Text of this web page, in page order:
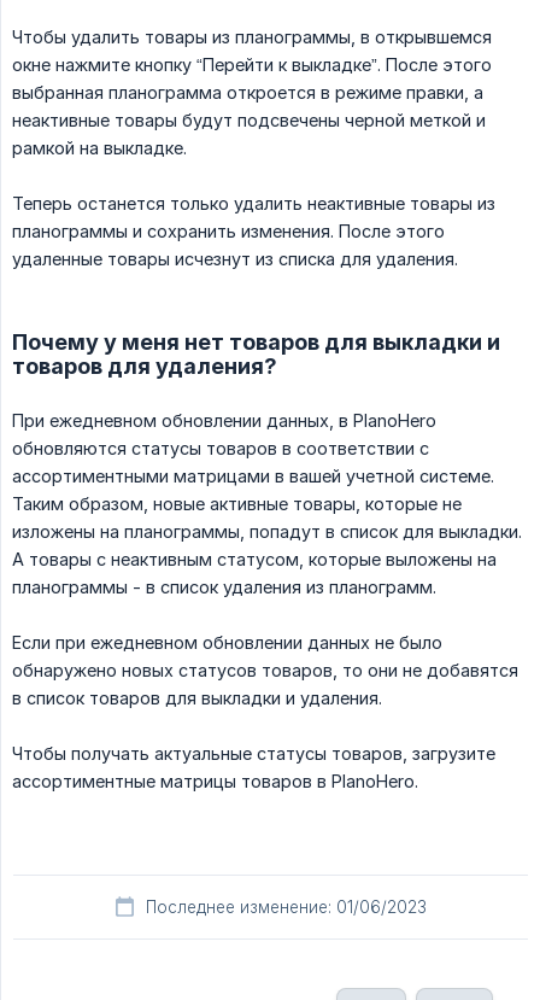
Чтобы удалить товары из планограммы, в открывшемся
окне нажмите кнопку “Перейти к выкладке”. После этого
выбранная планограмма откроется в режиме правки, а
неактивные товары будут подсвечены черной меткой и
рамкой на выкладке.
Теперь останется только удалить неактивные товары из
планограммы и сохранить изменения. После этого
удаленные товары исчезнут из списка для удаления.
Почему у меня нет товаров для выкладки и
товаров для удаления?
При ежедневном обновлении данных, в PlanoHero
обновляются статусы товаров в соответствии с
ассортиментными матрицами в вашей учетной системе.
Таким образом, новые активные товары, которые не
изложены на планограммы, попадут в список для выкладки.
А товары с неактивным статусом, которые выложены на
планограммы - в список удаления из планограмм.
Если при ежедневном обновлении данных не было
обнаружено новых статусов товаров, то они не добавятся
в список товаров для выкладки и удаления.
Чтобы получать актуальные статусы товаров, загрузите
ассортиментные матрицы товаров в PlanoHero.
Последнее изменение: 01/06/2023